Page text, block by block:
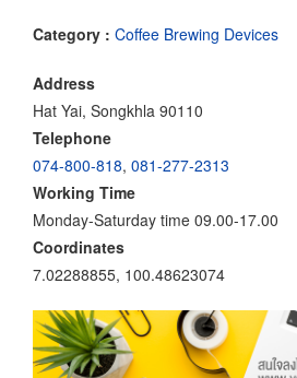
Category : Coffee Brewing Devices
Address
Hat Yai, Songkhla 90110
Telephone
074-800-818, 081-277-2313
Working Time
Monday-Saturday time 09.00-17.00
Coordinates
7.02288855, 100.48623074